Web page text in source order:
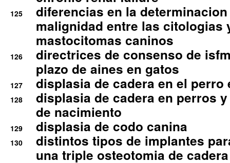
125
diferencias en la
malignidad entre las citologias
mastocitomas caninos
126
directrices de consenso de
plazo de aines en gatos
127 displasia de cadera en el perro
128
displasia de cadera en perros
de nacimiento
129 displasia de codo canina
130
distintos tipos de implantes
una triple osteotomia de cadera